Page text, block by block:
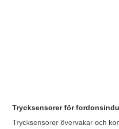
Trycksensorer för
Trycksensorer övervakar och